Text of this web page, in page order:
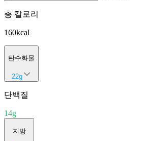
총 칼로리
160kcal
탄수화물
22g
단백질
14g
지방